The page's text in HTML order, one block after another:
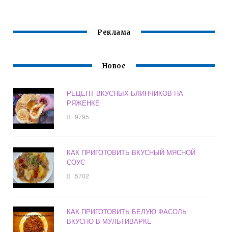
Реклама
Новое
РЕЦЕПТ ВКУСНЫХ БЛИНЧИКОВ НА
РЯЖЕНКЕ
9795
КАК ПРИГОТОВИТЬ ВКУСНЫЙ МЯСНОЙ
СОУС
5702
КАК ПРИГОТОВИТЬ БЕЛУЮ ФАСОЛЬ
ВКУСНО В МУЛЬТИВАРКЕ